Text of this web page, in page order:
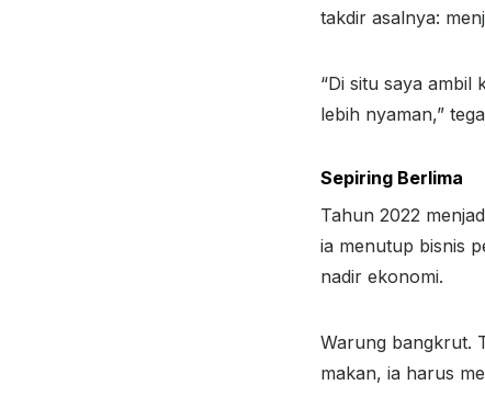
takdir asalnya:
“Di situ saya ambil
lebih nyaman,”
Sepiring Berlima
Tahun 2022
ia menutup bisnis
nadir ekonomi.
Warung bangkrut.
makan, ia harus